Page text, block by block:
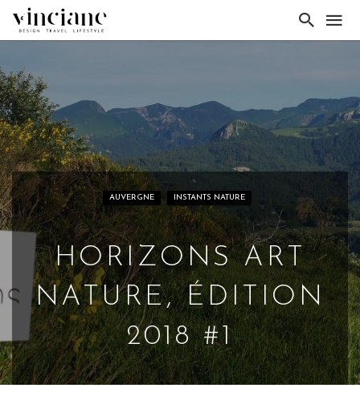
AUVERGNE INSTANTS NATURE
HORIZONS ART
NATURE, ÉDITION
2018 #1